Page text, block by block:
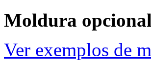
Moldura
Ver exemplos de